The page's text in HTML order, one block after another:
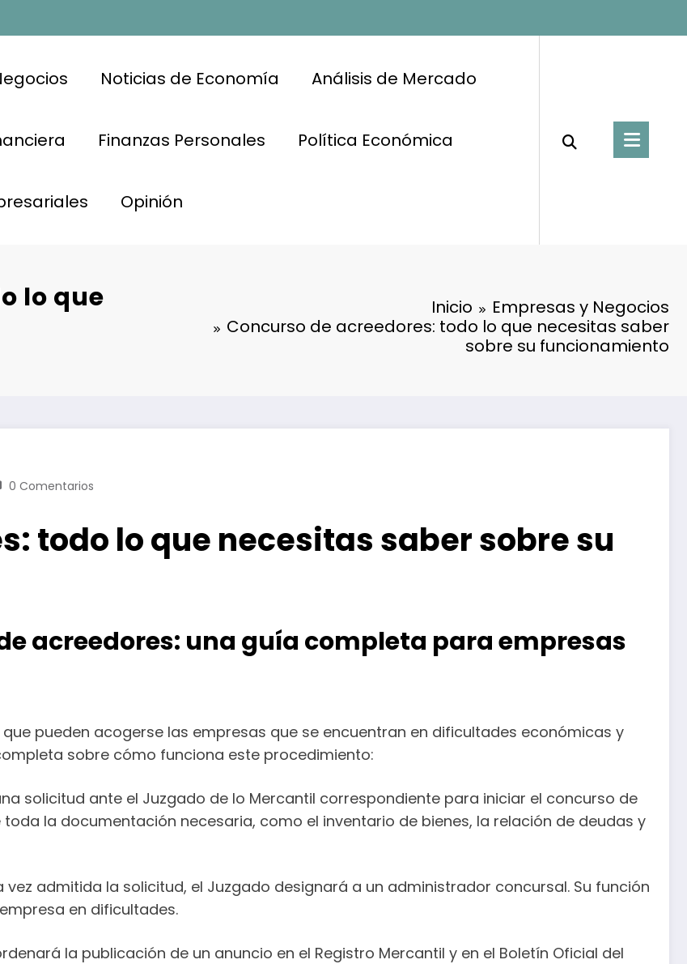
Noticias de Economía Análisis de Mercado
Finanzas Personales Política Económica
Opinión
lo que
Inicio
Empresas y Negocios
Concurso de acreedores: todo lo que necesitas saber
sobre su funcionamiento
0 Comentarios
todo lo que necesitas saber sobre su
acreedores: una guía completa para empresas
pueden acogerse las empresas que se encuentran en dificultades económicas y
sobre cómo funciona este procedimiento:
solicitud ante el Juzgado de lo Mercantil correspondiente para iniciar el concurso de
la documentación necesaria, como el inventario de bienes, la relación de deudas y
admitida la solicitud, el Juzgado designará a un administrador concursal. Su función
en dificultades.
la publicación de un anuncio en el Registro Mercantil y en el Boletín Oficial del